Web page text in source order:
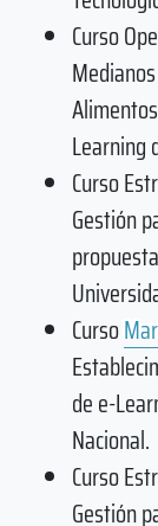
Curso
Learning
Curso
Gestión
Curso
de e-
Nacional.
Curso
Gestión